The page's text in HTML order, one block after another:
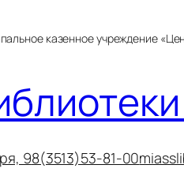
казенное учреждение
98(3513)53-81-00